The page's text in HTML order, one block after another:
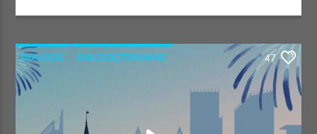
DIALOOG
DIALOOGTRAINING
RAZO & ZORG
47